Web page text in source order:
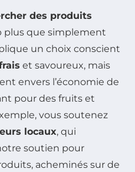
des produits
plus que simplement
un choix conscient
et savoureux, mais
envers l’économie de
pour des fruits et
vous soutenez
locaux, qui
soutien pour
acheminés sur de